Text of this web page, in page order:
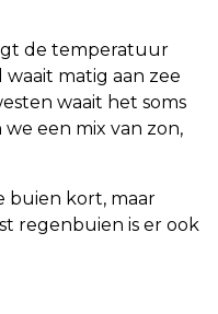
de temperatuur
waait matig aan zee
waait het soms
een mix van zon,
buien kort, maar
regenbuien is er ook